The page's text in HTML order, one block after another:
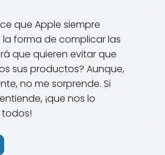
que Apple siempre
forma de complicar las
que quieren evitar que
sus productos? Aunque,
no me sorprende. Si
¡que nos lo